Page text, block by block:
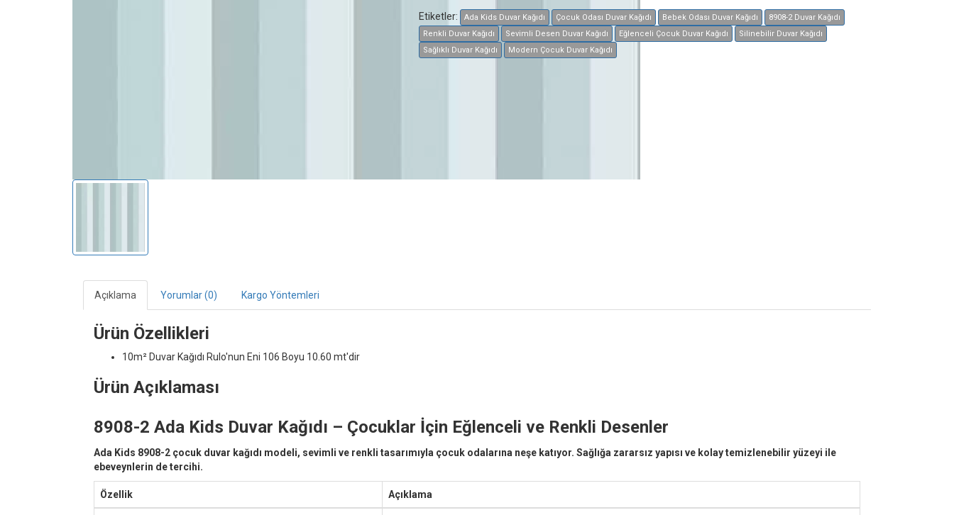
Etiketler: Ada Kids Duvar Kağıdı Çocuk Odası Duvar Kağıdı Bebek Odası Duvar Kağıdı
8908-2 Duvar Kağıdı
Renkli Duvar Kağıdı
Sevimli Desen Duvar Kağıdı Eğlenceli Çocuk Duvar Kağıdı
Silinebilir Duvar Kağıdı
Sağlıklı Duvar Kağıdı
Modern Çocuk Duvar Kağıdı
Açıklama Yorumlar (0) Kargo Yöntemleri
Ürün Özellikleri
10m² Duvar Kağıdı Rulo'nun Eni 106 Boyu 10.60 mt'dir
Ürün Açıklaması
8908-2 Ada Kids Duvar Kağıdı – Çocuklar İçin Eğlenceli ve Renkli Desenler
Ada Kids 8908-2 çocuk duvar kağıdı modeli, sevimli ve renkli tasarımıyla çocuk odalarına neşe katıyor. Sağlığa zararsız yapısı ve kolay temizlenebilir yüzeyi ile
ebeveynlerin de tercihi.
Özellik Açıklama